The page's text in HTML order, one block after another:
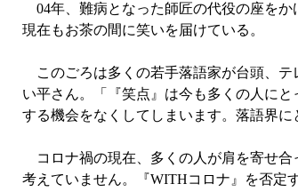
04年、難病となった師匠の代役の座をか
現在もお茶の間に笑いを届けている。
このごろは多くの若手落語家が台頭、テ
い平さん。「『笑点』は今も多くの人に
する機会をなくしてしまいます。落語界に
コロナ禍の現在、多くの人が肩を寄せ合
考えていません。『WITHコロナ』を否定